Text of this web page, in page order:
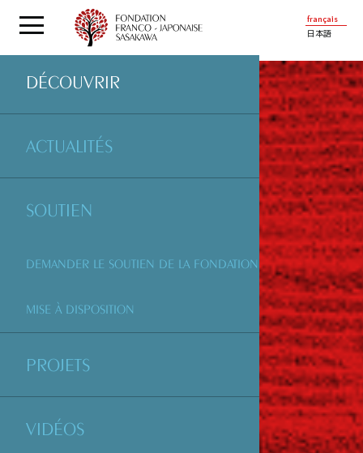
français
日本語
DÉCOUVRIR
ACTUALITÉS
SOUTIEN
DEMANDER LE SOUTIEN DE LA FONDATION
MISE À DISPOSITION
PROJETS
VIDÉOS